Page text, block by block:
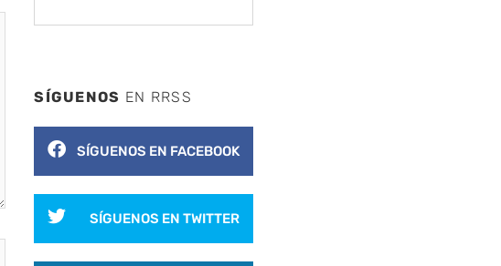
SÍGUENOS EN RRSS
SÍGUENOS EN FACEBOOK
SÍGUENOS EN TWITTER